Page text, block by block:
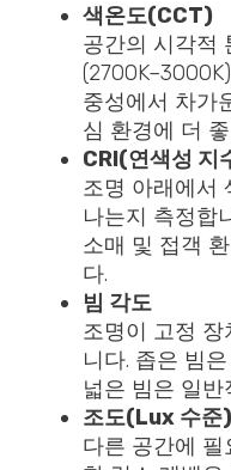
색온도(CCT)
공간의 시각적
중성에서 차가
심 환경에 더
CRI(연색성 지
조명 아래에서
나는지 측정합
소매 및 접객
다.
빔 각도
조명이 고정
니다. 좁은 빔
넓은 빔은 일
조도(Lux 수준)
다른 공간에 필